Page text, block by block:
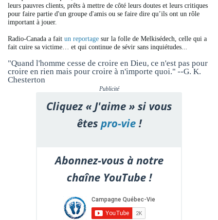
leurs pauvres clients, prêts à mettre de côté leurs doutes et leurs critiques
pour faire partie d'un groupe d'amis ou se faire dire qu’ils ont un rôle
important à jouer.
Radio-Canada a fait un reportage sur la folle de Melkisédech, celle qui a
fait cuire sa victime… et qui continue de sévir sans inquiétudes...
"Quand l'homme cesse de croire en Dieu, ce n'est pas pour
croire en rien mais pour croire à n'importe quoi." --G. K.
Chesterton
Publicité
Cliquez « J'aime » si vous
êtespro-vie!
Abonnez-vous à notre
chaîne YouTube !